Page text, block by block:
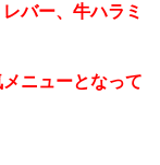
バー、牛ハラミ
ニューとなって